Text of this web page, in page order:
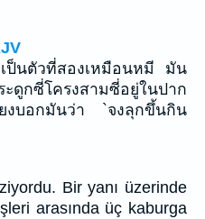
ป็นตัวที่สองเหมือนหมี มัน
กซี่โครงสามซี่อยู่ในปาก
งบอกมันว่า `จงลุกขึ้นกิน
Bir yanı üzerinde
arasında üç kaburga